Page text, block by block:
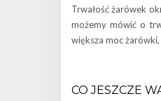
Trwałość żarówek
możemy mówić o
większa moc
CO JESZCZE